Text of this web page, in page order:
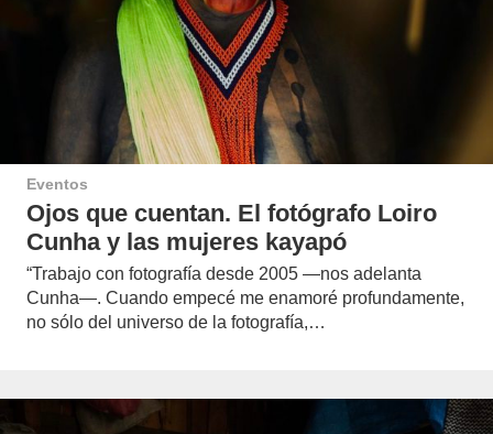
Eventos
Ojos que cuentan. El fotógrafo Loiro
Cunha y las mujeres kayapó
“Trabajo con fotografía desde 2005 —nos adelanta
Cunha—. Cuando empecé me enamoré profundamente,
no sólo del universo de la fotografía,…